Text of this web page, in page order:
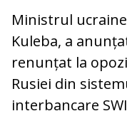
Ministrul
Kuleba, a
renunțat la
Rusiei din
interbancare